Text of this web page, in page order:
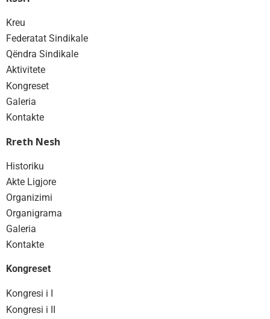
Kreu
Federatat Sindikale
Qëndra Sindikale
Aktivitete
Kongreset
Galeria
Kontakte
Rreth Nesh
Historiku
Akte Ligjore
Organizimi
Organigrama
Galeria
Kontakte
Kongreset
Kongresi i I
Kongresi i II